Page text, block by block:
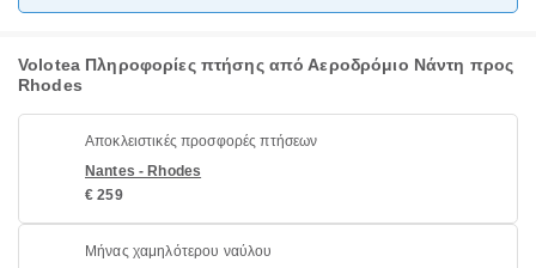
Volotea Πληροφορίες πτήσης από Αεροδρόμιο Νάντη προς
Rhodes
Αποκλειστικές προσφορές πτήσεων
Nantes - Rhodes
€ 259
Μήνας χαμηλότερου ναύλου